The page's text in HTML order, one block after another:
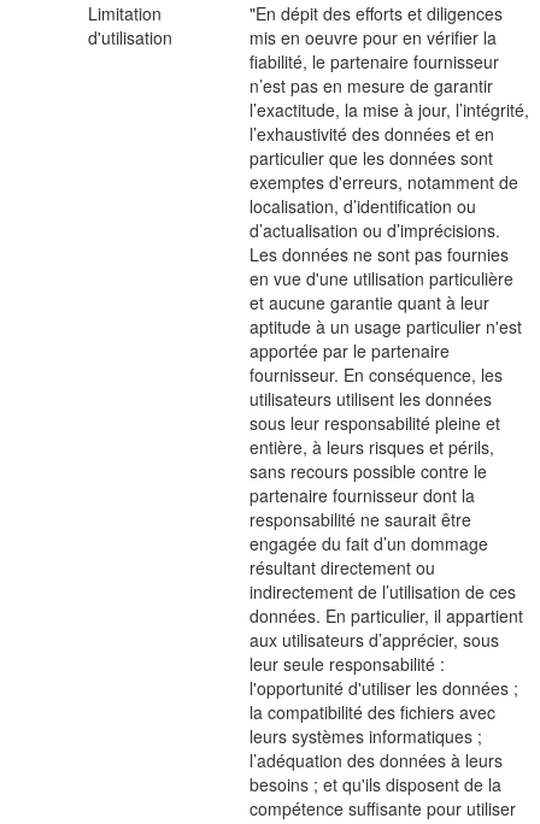
Limitation
d'utilisation
"En dépit des efforts et diligences
mis en oeuvre pour en vérifier la
fiabilité, le partenaire fournisseur
n’est pas en mesure de garantir
l’exactitude, la mise à jour, l’intégrité,
l’exhaustivité des données et en
particulier que les données sont
exemptes d'erreurs, notamment de
localisation, d’identification ou
d’actualisation ou d’imprécisions.
Les données ne sont pas fournies
en vue d'une utilisation particulière
et aucune garantie quant à leur
aptitude à un usage particulier n'est
apportée par le partenaire
fournisseur. En conséquence, les
utilisateurs utilisent les données
sous leur responsabilité pleine et
entière, à leurs risques et périls,
sans recours possible contre le
partenaire fournisseur dont la
responsabilité ne saurait être
engagée du fait d’un dommage
résultant directement ou
indirectement de l’utilisation de ces
données. En particulier, il appartient
aux utilisateurs d’apprécier, sous
leur seule responsabilité :
l'opportunité d'utiliser les données ;
la compatibilité des fichiers avec
leurs systèmes informatiques ;
l’adéquation des données à leurs
besoins ; et qu'ils disposent de la
compétence suffisante pour utiliser